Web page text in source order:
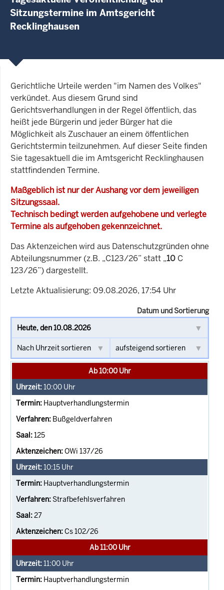
Sitzungstermine im Amtsgericht
Recklinghausen
Gerichtliche Urteile werden "im Namen des Volkes"
verkündet. Aus diesem Grund sind
Gerichtsverhandlungen in der Regel öffentlich, das
heißt jede Bürgerin und jeder Bürger hat die
Möglichkeit als Zuschauer an einem öffentlichen
Gerichtstermin teilzunehmen. Auf dieser Seite finden
Sie tagesaktuell die im Amtsgericht Recklinghausen
stattfindenden Termine.
Maßgeblich ist nur der Aushang vor dem jeweiligen
Sitzungssaal.
Technisch bedingt werden aufgehobene und verlegte
Termine als aufgehoben gekennzeichnet.
Das Aktenzeichen wird aus Datenschutzgründen ohne
Abteilungsnummer (z.B. „C123/26” statt „10 C
123/26”) dargestellt.
Letzte Aktualisierung: 09.08.2026, 17:54 Uhr
Datum und Sortierung
Ab 10:00 Uhr
10:00 Uhr
Hauptverhandlungstermin
Bußgeldverfahren
125
OWi 137/26
10:15 Uhr
Hauptverhandlungstermin
Strafbefehlsverfahren
27
Cs 102/26
Ab 11:00 Uhr
11:00 Uhr
Hauptverhandlungstermin